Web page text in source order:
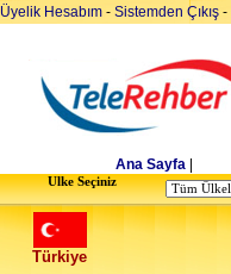
Üyelik Hesabım - Sistemden Çıkış -
Ana Sayfa
Ulke Seçiniz
Türkiye